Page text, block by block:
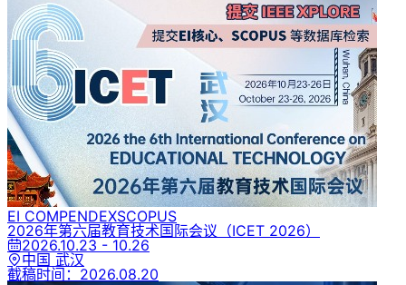
EI COMPENDEXSCOPUS
2026年第六届教育技术国际会议 （ICET 2026）
2026.10.23 - 10.26
中国 武汉
截稿时间： 2026.08.20